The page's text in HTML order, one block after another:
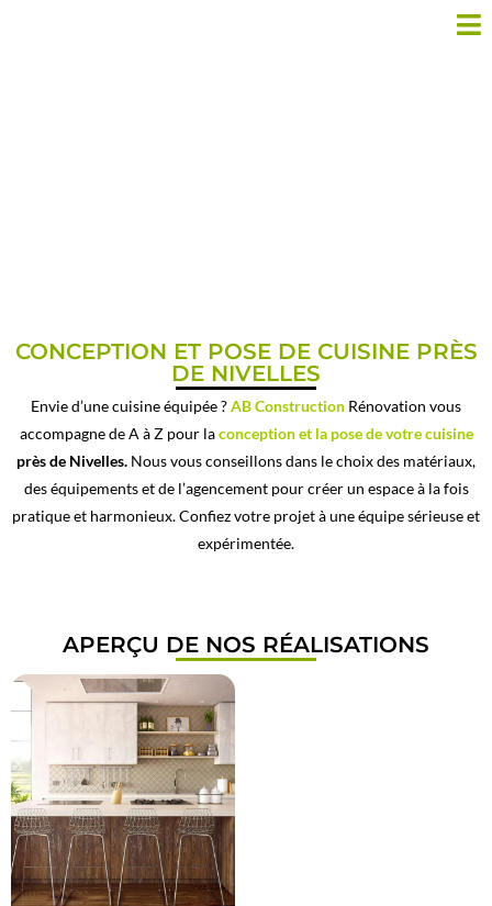
CUISINE ÉQUIPÉE PRÈS DE
CONCEPTION ET POSE DE CUISINE PRÈS
DE NIVELLES
Envie d’une cuisine équipée ?AB Construction Rénovation vous
accompagne de A à Z pour laconception et la pose de votre cuisine
près de Nivelles. Nous vous conseillons dans le choix des matériaux,
des équipements et de l’agencement pour créer un espace à la fois
pratique et harmonieux. Confiez votre projet à une équipe sérieuse et
expérimentée.
APERÇU DE NOS RÉALISATIONS